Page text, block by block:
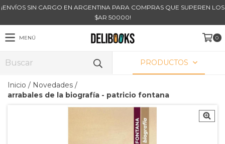
¡ENVÍOS SIN CARGO EN ARGENTINA PARA COMPRAS QUE SUPEREN LOS
$AR 50000!
MENÚ 0
PRODUCTOS
Inicio / Novedades /
arrabales de la biografía - patricio fontana